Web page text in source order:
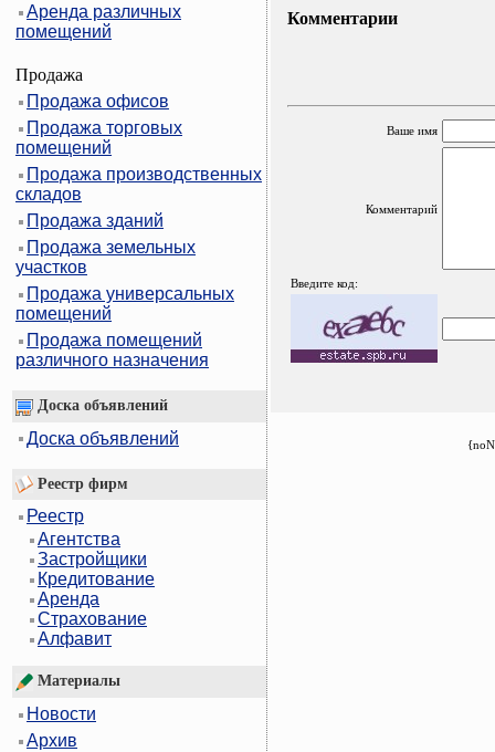
Аренда различных
помещений
Продажа
Продажа офисов
Продажа торговых
помещений
Продажа производственных
складов
Продажа зданий
Продажа земельных
участков
Продажа универсальных
помещений
Продажа помещений
различного назначения
Доска объявлений
Доска объявлений
Реестр фирм
Реестр
Агентства
Застройщики
Кредитование
Аренда
Страхование
Алфавит
Материалы
Новости
Архив
Комментарии
Ваше имя
Комментарий
Введите код: